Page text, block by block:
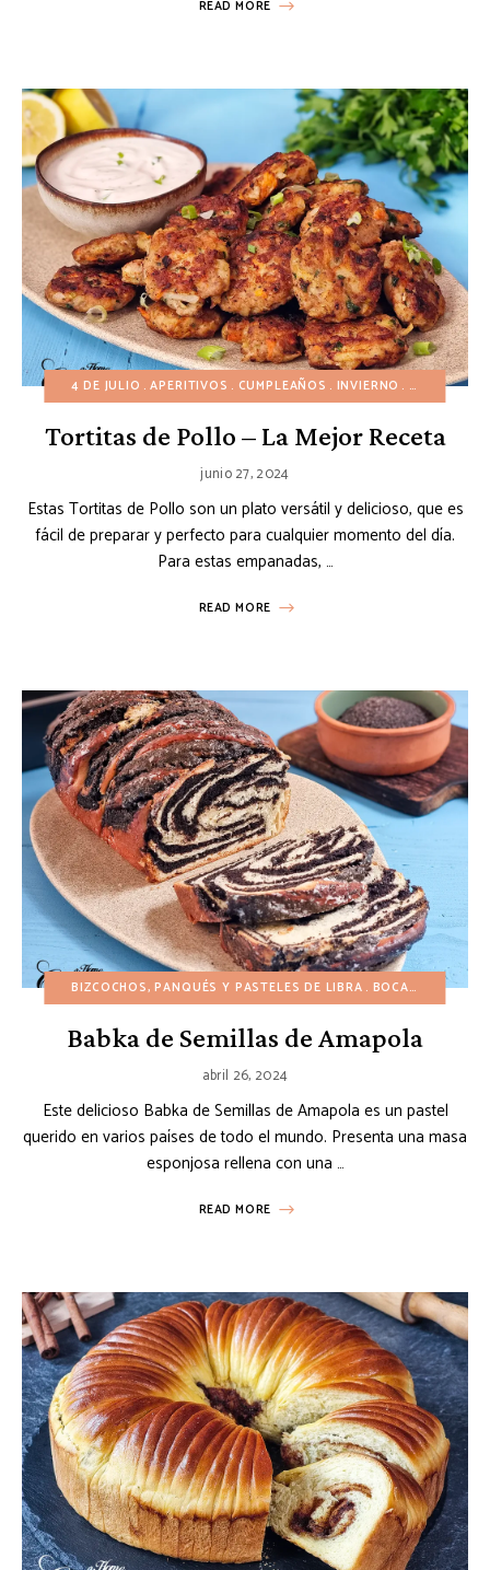
READ MORE
4 DE JULIO APERITIVOS CUMPLEAÑOS INVIERNO NAVIDAD
Tortitas de Pollo – La Mejor Receta
junio 27, 2024
Estas Tortitas de Pollo son un plato versátil y delicioso, que es
fácil de preparar y perfecto para cualquier momento del día.
Para estas empanadas, …
READ MORE
BIZCOCHOS, PANQUÉS Y PASTELES DE LIBRA BOCADILLOS
Babka de Semillas de Amapola
abril 26, 2024
Este delicioso Babka de Semillas de Amapola es un pastel
querido en varios países de todo el mundo. Presenta una masa
esponjosa rellena con una …
READ MORE